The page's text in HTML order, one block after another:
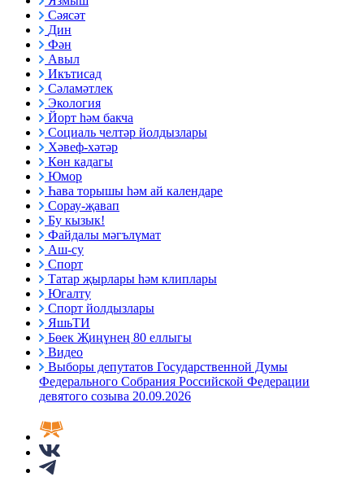
Сәясәт
Дин
Фән
Авыл
Икътисад
Сәламәтлек
Экология
Йорт һәм бакча
Социаль челтәр йолдызлары
Хәвеф-хәтәр
Көн кадагы
Юмор
Һава торышы һәм ай календаре
Сорау-җавап
Бу кызык!
Файдалы мәгълүмат
Аш-су
Спорт
Татар җырлары һәм клиплары
Югалту
Спорт йолдызлары
ЯшьТИ
Бөек Җиңүнең 80 еллыгы
Видео
Выборы депутатов Государственной Думы
Федерального Собрания Российской Федерации
девятого созыва 20.09.2026